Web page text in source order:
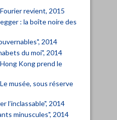
revient, 2015
: la boîte noire des
2014
du moi", 2014
Kong prend le
musée, sous réserve
l’inclassable", 2014
minuscules", 2014